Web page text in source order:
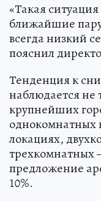
«Такая
ближайшие пару
всегда низкий
пояснил
Тенденция к
наблюдается не
крупнейших
однокомнатных
локациях,
трехкомнатных
предложение
10%.